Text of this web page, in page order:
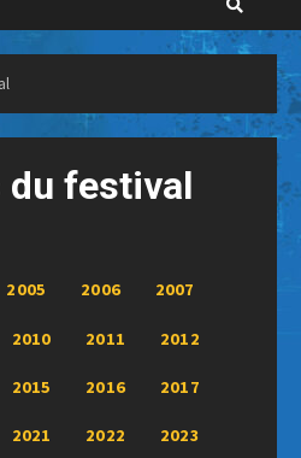
du festival
2005 2006 2007
2010 2011 2012
2015 2016 2017
2021 2022 2023